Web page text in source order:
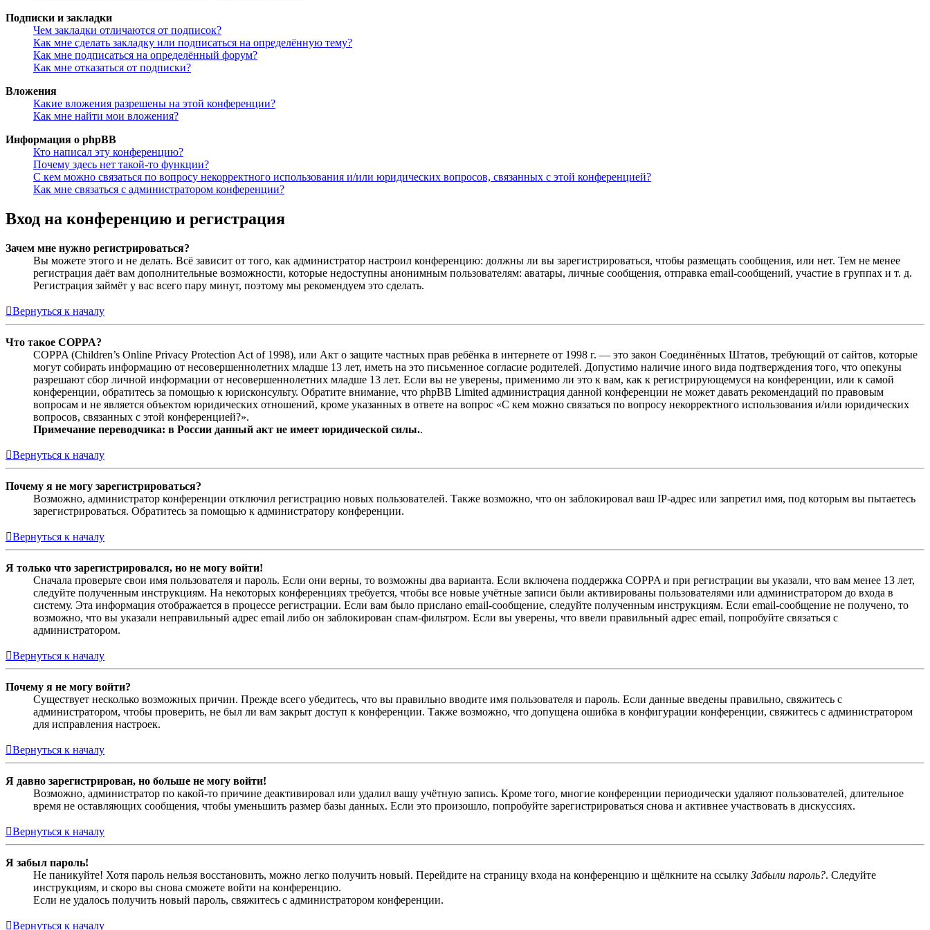
Подписки и закладки
Чем закладки отличаются от подписок?
Как мне сделать закладку или подписаться на определённую тему?
Как мне подписаться на определённый форум?
Как мне отказаться от подписки?
Вложения
Какие вложения разрешены на этой конференции?
Как мне найти мои вложения?
Информация о phpBB
Кто написал эту конференцию?
Почему здесь нет такой-то функции?
С кем можно связаться по вопросу некорректного использования и/или юридических вопросов, связанных с этой конференцией?
Как мне связаться с администратором конференции?
Вход на конференцию и регистрация
Зачем мне нужно регистрироваться?
Вы можете этого и не делать. Всё зависит от того, как администратор настроил конференцию: должны ли вы зарегистрироваться, чтобы размещать сообщения, или нет. Тем не менее
регистрация даёт вам дополнительные возможности, которые недоступны анонимным пользователям: аватары, личные сообщения, отправка email-сообщений, участие в группах и т. д.
Регистрация займёт у вас всего пару минут, поэтому мы рекомендуем это сделать.
Вернуться к началу
Что такое COPPA?
COPPA (Children’s Online Privacy Protection Act of 1998), или Акт о защите частных прав ребёнка в интернете от 1998 г. — это закон Соединённых Штатов, требующий от сайтов, которые
могут собирать информацию от несовершеннолетних младше 13 лет, иметь на это письменное согласие родителей. Допустимо наличие иного вида подтверждения того, что опекуны
разрешают сбор личной информации от несовершеннолетних младше 13 лет. Если вы не уверены, применимо ли это к вам, как к регистрирующемуся на конференции, или к самой
конференции, обратитесь за помощью к юрисконсульту. Обратите внимание, что phpBB Limited администрация данной конференции не может давать рекомендаций по правовым
вопросам и не является объектом юридических отношений, кроме указанных в ответе на вопрос «С кем можно связаться по вопросу некорректного использования и/или юридических
вопросов, связанных с этой конференцией?».
Примечание переводчика: в России данный акт не имеет юридической силы..
Вернуться к началу
Почему я не могу зарегистрироваться?
Возможно, администратор конференции отключил регистрацию новых пользователей. Также возможно, что он заблокировал ваш IP-адрес или запретил имя, под которым вы пытаетесь
зарегистрироваться. Обратитесь за помощью к администратору конференции.
Вернуться к началу
Я только что зарегистрировался, но не могу войти!
Сначала проверьте свои имя пользователя и пароль. Если они верны, то возможны два варианта. Если включена поддержка COPPA и при регистрации вы указали, что вам менее 13 лет,
следуйте полученным инструкциям. На некоторых конференциях требуется, чтобы все новые учётные записи были активированы пользователями или администратором до входа в
систему. Эта информация отображается в процессе регистрации. Если вам было прислано email-сообщение, следуйте полученным инструкциям. Если email-сообщение не получено, то
возможно, что вы указали неправильный адрес email либо он заблокирован спам-фильтром. Если вы уверены, что ввели правильный адрес email, попробуйте связаться с
администратором.
Вернуться к началу
Почему я не могу войти?
Существует несколько возможных причин. Прежде всего убедитесь, что вы правильно вводите имя пользователя и пароль. Если данные введены правильно, свяжитесь с
администратором, чтобы проверить, не был ли вам закрыт доступ к конференции. Также возможно, что допущена ошибка в конфигурации конференции, свяжитесь с администратором
для исправления настроек.
Вернуться к началу
Я давно зарегистрирован, но больше не могу войти!
Возможно, администратор по какой-то причине деактивировал или удалил вашу учётную запись. Кроме того, многие конференции периодически удаляют пользователей, длительное
время не оставляющих сообщения, чтобы уменьшить размер базы данных. Если это произошло, попробуйте зарегистрироваться снова и активнее участвовать в дискуссиях.
Вернуться к началу
Я забыл пароль!
Не паникуйте! Хотя пароль нельзя восстановить, можно легко получить новый. Перейдите на страницу входа на конференцию и щёлкните на ссылку Забыли пароль?. Следуйте
инструкциям, и скоро вы снова сможете войти на конференцию.
Если не удалось получить новый пароль, свяжитесь с администратором конференции.
Вернуться к началу